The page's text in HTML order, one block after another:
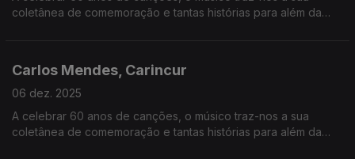
coletânea de comemoração e tantas histórias para além da
Carlos Mendes, Carincur
06 dez. 2025
A celebrar 60 anos de canções, o músico traz-nos a sua
coletânea de comemoração e tantas histórias para além da